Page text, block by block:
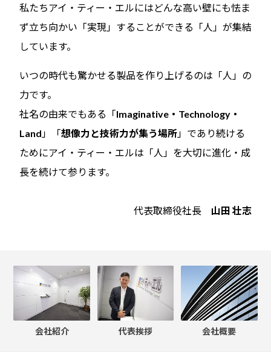
私たちアイ・ティー・エルにはどんな高い壁にも怯ま
ず立ち向かい「実現」することができる「人」が集結
しています。
いつの時代も驚かせる製品を作り上げるのは「人」の
力です。
社名の由来でもある「Imaginative・Technology・
Land 」「想像力と技術力が集う場所」であり続ける
ためにアイ・ティー・エルは「人」を大切に進化・成
長を続けて参ります。
代表取締役社長 山田 壮志
会社紹介 代表挨拶 会社概要